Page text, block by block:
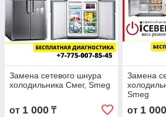
Замена сетевого шнура
холодильника Смег, Smeg
от 1 000 ₸
Замена
Smeg
от 1 000